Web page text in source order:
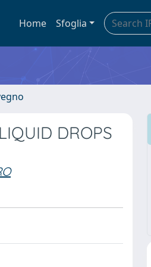
Home Sfoglia
DROPS